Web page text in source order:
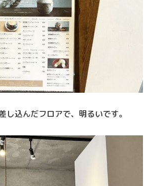
し込んだフロアで、明るいです。